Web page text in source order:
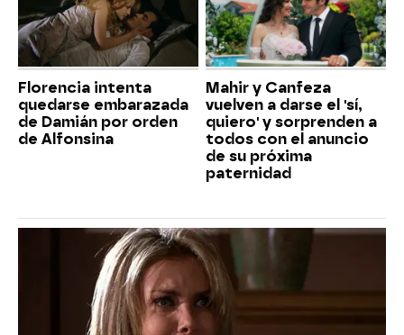
Florencia intenta
quedarse embarazada
de Damián por orden
de Alfonsina
Mahir y Canfeza
vuelven a darse el 'sí,
quiero' y sorprenden a
todos con el anuncio
de su próxima
paternidad